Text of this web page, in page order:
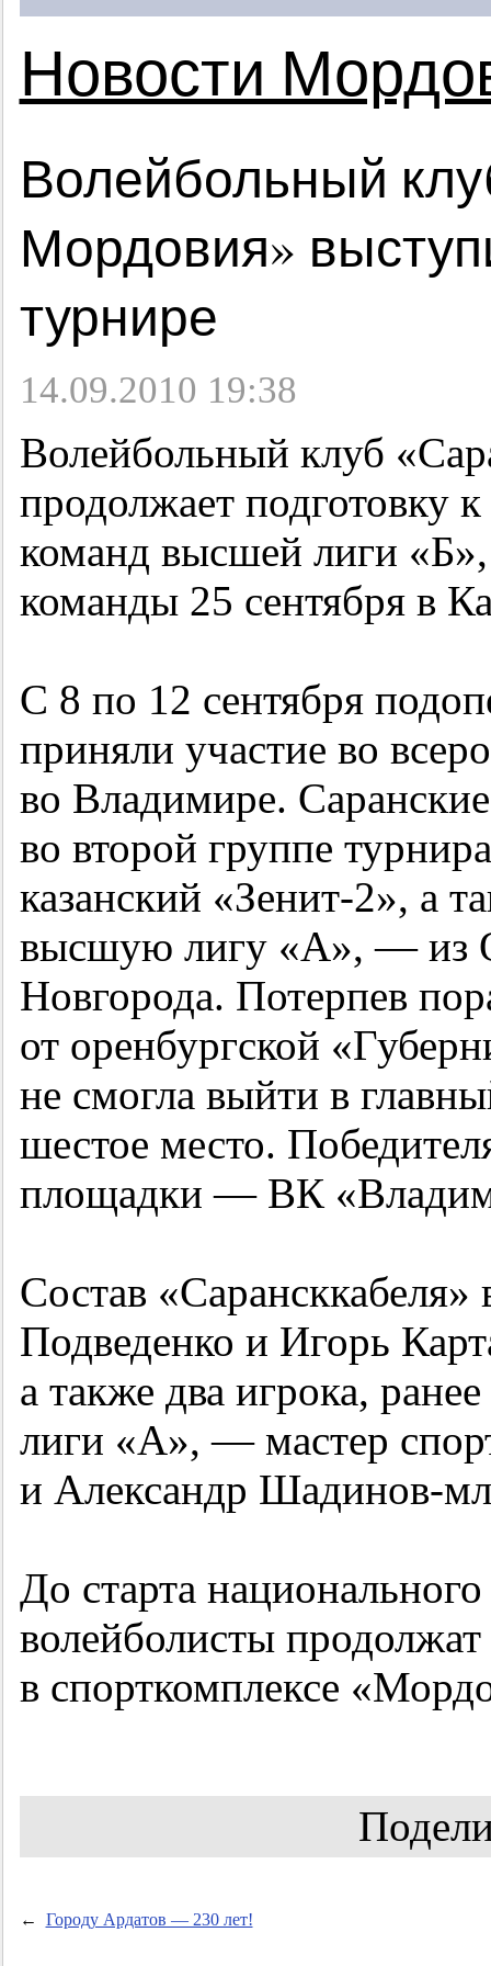
Новости
Волейбольный
Мордовия»
турнире
14.09.2010 19:38
Волейбольный клуб
продолжает подготовку
команд высшей лиги
команды 25 сентября в
С 8 по 12 сентября
приняли участие во
во Владимире.
во второй группе
казанский «Зенит-2», а
высшую лигу «А», — из
Новгорода. Потерпев
от оренбургской
не смогла выйти в
шестое место.
площадки — ВК
Состав
Подведенко и Игорь
а также два игрока,
лиги «А», — мастер
и Александр Шадинов-
До старта
волейболисты
в спорткомплексе
← Городу Ардатов — 230 лет!